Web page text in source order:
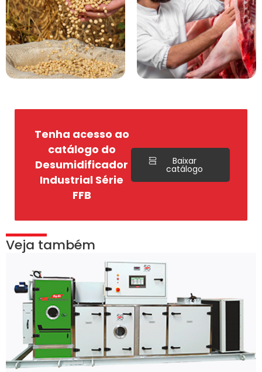
Baixar
catálogo
Tenha acesso ao
catálogo do
Desumidificador
Industrial Série
FFB
Veja também